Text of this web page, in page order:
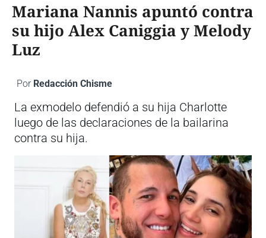
Mariana Nannis apuntó contra
su hijo Alex Caniggia y Melody
Luz
Por Redacción Chisme
La exmodelo defendió a su hija Charlotte
luego de las declaraciones de la bailarina
contra su hija.